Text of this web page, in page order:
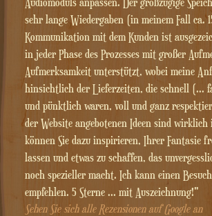
sehr lange Wiedergaben (in meinem Fall ca.
Kommunikation mit dem Kunden ist
in jeder Phase des Prozesses mit großer
Aufmerksamkeit unterstützt, wobei meine
hinsichtlich der Lieferzeiten, die schnell (...
und pünktlich waren, voll und ganz
der Website angebotenen Ideen sind
können Sie dazu inspirieren, Ihrer Fantasie
lassen und etwas zu schaffen, das
noch spezieller macht. Ich kann einen
empfehlen. 5 Sterne ... mit Auszeichnung!"
Sehen Sie sich alle Rezensionen auf Google an